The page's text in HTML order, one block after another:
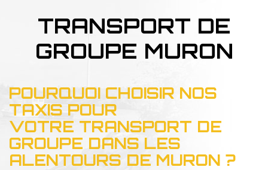
TRANSPORT DE
GROUPE MURON
POURQUOI CHOISIR NOS
TAXIS POUR
VOTRE TRANSPORT DE
GROUPE DANS LES
ALENTOURS DE MURON ?